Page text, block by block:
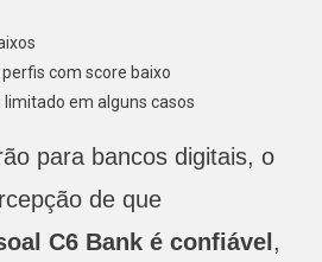
com score baixo
em alguns casos
para bancos digitais, o
de que
C6 Bank é confiável,